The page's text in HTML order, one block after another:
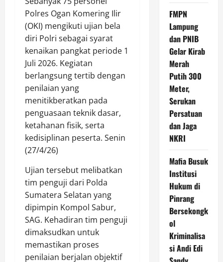
Polres Ogan Komering Ilir
(OKI) mengikuti ujian bela
diri Polri sebagai syarat
kenaikan pangkat periode 1
Juli 2026. Kegiatan
berlangsung tertib dengan
penilaian yang
menitikberatkan pada
penguasaan teknik dasar,
ketahanan fisik, serta
kedisiplinan peserta. Senin
(27/4/26)
Ujian tersebut melibatkan
tim penguji dari Polda
Sumatera Selatan yang
dipimpin Kompol Sabur,
SAG. Kehadiran tim penguji
dimaksudkan untuk
memastikan proses
penilaian berjalan objektif
FMPN
Lampung
dan PNIB
Gelar Kirab
Merah
Putih 300
Meter,
Serukan
Persatuan
dan Jaga
NKRI
Mafia Busuk
Institusi
Hukum di
Pinrang
Bersekongk
ol
Kriminalisa
si Andi Edi